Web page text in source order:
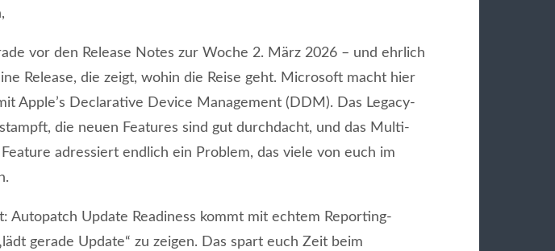
vor den Release Notes zur Woche 2. März 2026 – und ehrlich
Release, die zeigt, wohin die Reise geht. Microsoft macht hier
Apple’s Declarative Device Management (DDM). Das Legacy-
die neuen Features sind gut durchdacht, und das Multi-
adressiert endlich ein Problem, das viele von euch im
Autopatch Update Readiness kommt mit echtem Reporting-
gerade Update“ zu zeigen. Das spart euch Zeit beim